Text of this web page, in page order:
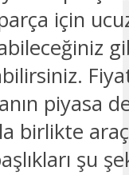
için
piyasa
birlikte
şu